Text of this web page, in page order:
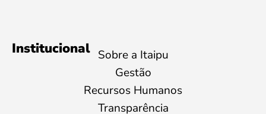
Institucional Sobre a Itaipu
Gestão
Recursos Humanos
Transparência